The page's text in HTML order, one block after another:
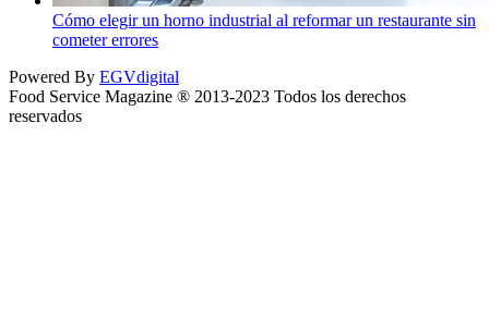
Cómo elegir un horno industrial al reformar un restaurante sin
cometer errores
Powered By EGVdigital
Food Service Magazine ® 2013-2023 Todos los derechos
reservados